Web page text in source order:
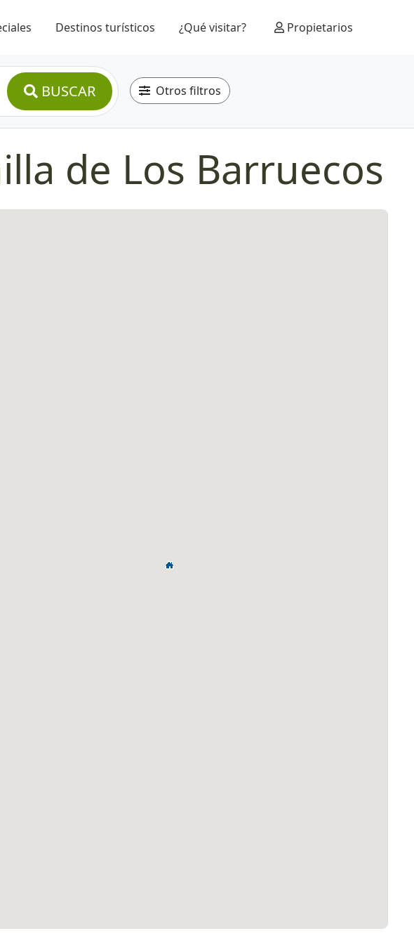
Destinos turísticos ¿Qué visitar? Propietarios
BUSCAR Otros filtros
de Los Barruecos